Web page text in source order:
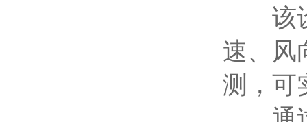
该设
速、风
测，可